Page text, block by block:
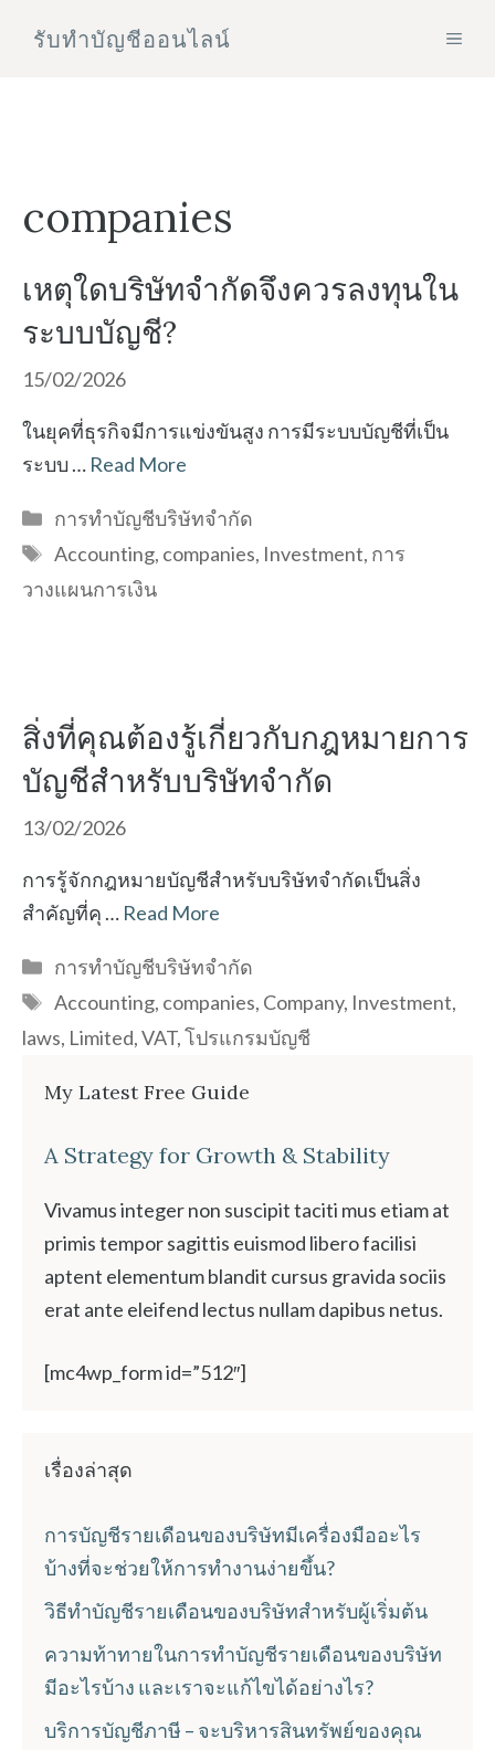
รับทําบัญชีออนไลน์
companies
เหตุใดบริษัทจำกัดจึงควรลงทุนใน
ระบบบัญชี?
15/02/2026
ในยุคที่ธุรกิจมีการแข่งขันสูง การมีระบบบัญชีที่เป็น
ระบบ … Read More
Categories
การทำบัญชีบริษัทจำกัด
Tags
Accounting, companies, Investment, การ
วางแผนการเงิน
สิ่งที่คุณต้องรู้เกี่ยวกับกฎหมายการ
บัญชีสำหรับบริษัทจำกัด
13/02/2026
การรู้จักกฎหมายบัญชีสำหรับบริษัทจำกัดเป็นสิ่ง
สำคัญที่คุ … Read More
Categories
การทำบัญชีบริษัทจำกัด
Tags
Accounting, companies, Company, Investment,
laws, Limited,VAT,โปรแกรมบัญชี
My Latest Free Guide
A Strategy for Growth & Stability
Vivamus integer non suscipit taciti mus etiam at
primis tempor sagittis euismod libero facilisi
aptent elementum blandit cursus gravida sociis
erat ante eleifend lectus nullam dapibus netus.
[mc4wp_form id=”512″]
เรื่องล่าสุด
การบัญชีรายเดือนของบริษัทมีเครื่องมืออะไร
บ้างที่จะช่วยให้การทำงานง่ายขึ้น?
วิธีทำบัญชีรายเดือนของบริษัทสำหรับผู้เริ่มต้น
ความท้าทายในการทำบัญชีรายเดือนของบริษัท
มีอะไรบ้าง และเราจะแก้ไขได้อย่างไร?
บริการบัญชีภาษี – จะบริหารสินทรัพย์ของคุณ